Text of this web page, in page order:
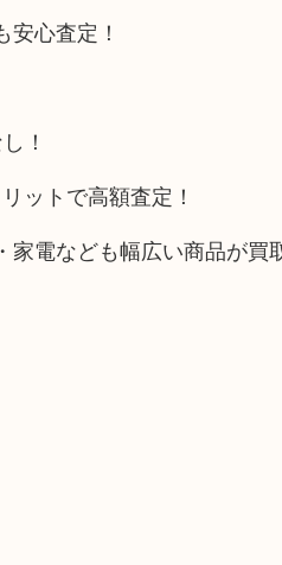
心査定！
！
ットで高額査定！
電なども幅広い商品が買